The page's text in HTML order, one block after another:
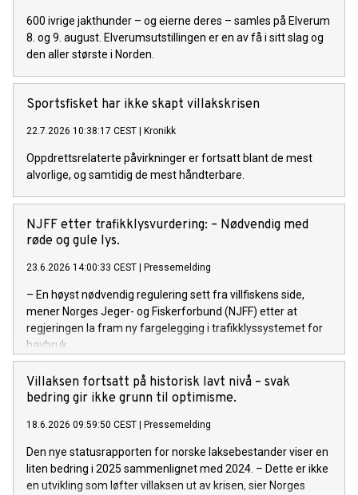
600 ivrige jakthunder – og eierne deres – samles på Elverum
8. og 9. august. Elverumsutstillingen er en av få i sitt slag og
den aller største i Norden.
Sportsfisket har ikke skapt villakskrisen
22.7.2026 10:38:17 CEST Kronikk
Oppdrettsrelaterte påvirkninger er fortsatt blant de mest
alvorlige, og samtidig de mest håndterbare.
NJFF etter trafikklysvurdering: – Nødvendig med
røde og gule lys.
23.6.2026 14:00:33 CEST Pressemelding
– En høyst nødvendig regulering sett fra villfiskens side,
mener Norges Jeger- og Fiskerforbund (NJFF) etter at
regjeringen la fram ny fargelegging i trafikklyssystemet for
havbruk.
Villaksen fortsatt på historisk lavt nivå – svak
bedring gir ikke grunn til optimisme.
18.6.2026 09:59:50 CEST Pressemelding
Den nye statusrapporten for norske laksebestander viser en
liten bedring i 2025 sammenlignet med 2024. – Dette er ikke
en utvikling som løfter villaksen ut av krisen, sier Norges